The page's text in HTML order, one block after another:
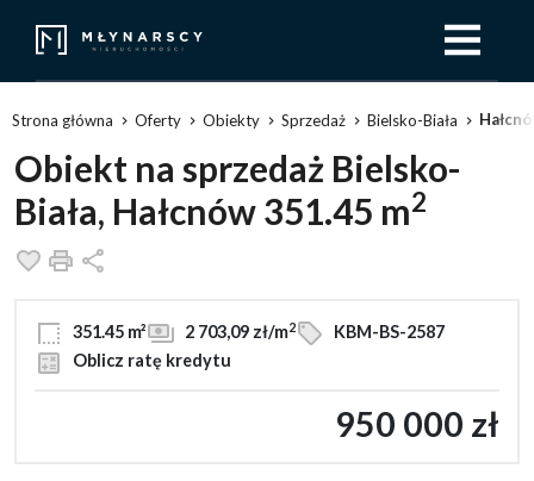
Strona główna Oferty Obiekty Sprzedaż Bielsko-Biała
Obiekt na sprzedaż Bielsko-
Biała, Hałcnów 351.45 m2
Dodaj do ulubionych
Drukuj
351.45 m² 2 703,09 zł/m2
KBM-BS-2587
Oblicz ratę kredytu
950 000 zł